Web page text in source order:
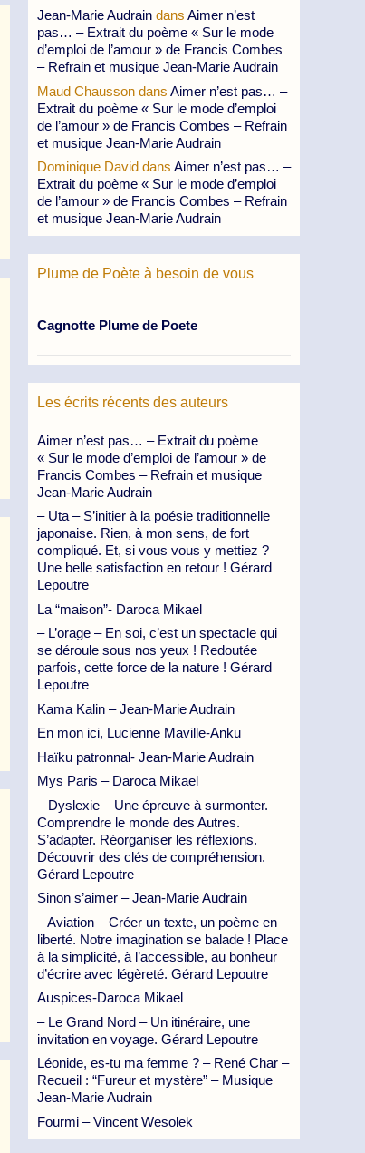
Jean-Marie Audrain dans Aimer n’est
pas… – Extrait du poème « Sur le mode
d’emploi de l’amour » de Francis Combes
– Refrain et musique Jean-Marie Audrain
Maud Chausson dans Aimer n’est pas… –
Extrait du poème « Sur le mode d’emploi
de l’amour » de Francis Combes – Refrain
et musique Jean-Marie Audrain
Dominique David dans Aimer n’est pas… –
Extrait du poème « Sur le mode d’emploi
de l’amour » de Francis Combes – Refrain
et musique Jean-Marie Audrain
Plume de Poète à besoin de vous
Cagnotte Plume de Poete
Les écrits récents des auteurs
Aimer n’est pas… – Extrait du poème
« Sur le mode d’emploi de l’amour » de
Francis Combes – Refrain et musique
Jean-Marie Audrain
– Uta – S’initier à la poésie traditionnelle
japonaise. Rien, à mon sens, de fort
compliqué. Et, si vous vous y mettiez ?
Une belle satisfaction en retour ! Gérard
Lepoutre
La “maison”- Daroca Mikael
– L’orage – En soi, c’est un spectacle qui
se déroule sous nos yeux ! Redoutée
parfois, cette force de la nature ! Gérard
Lepoutre
Kama Kalin – Jean-Marie Audrain
En mon ici, Lucienne Maville-Anku
Haïku patronnal- Jean-Marie Audrain
Mys Paris – Daroca Mikael
– Dyslexie – Une épreuve à surmonter.
Comprendre le monde des Autres.
S’adapter. Réorganiser les réflexions.
Découvrir des clés de compréhension.
Gérard Lepoutre
Sinon s’aimer – Jean-Marie Audrain
– Aviation – Créer un texte, un poème en
liberté. Notre imagination se balade ! Place
à la simplicité, à l’accessible, au bonheur
d’écrire avec légèreté. Gérard Lepoutre
Auspices-Daroca Mikael
– Le Grand Nord – Un itinéraire, une
invitation en voyage. Gérard Lepoutre
Léonide, es-tu ma femme ? – René Char –
Recueil : “Fureur et mystère” – Musique
Jean-Marie Audrain
Fourmi – Vincent Wesolek